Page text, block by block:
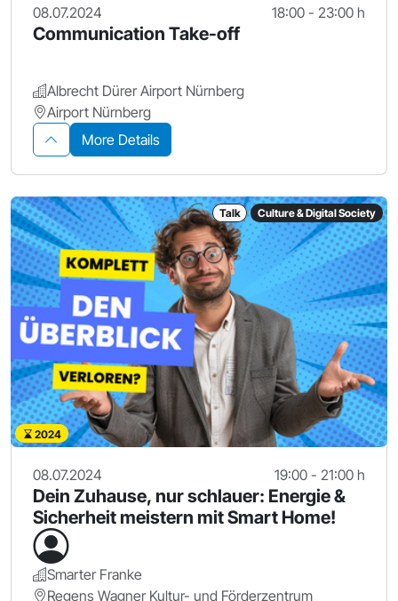
08.07.2024 18:00 - 23:00 h
Communication Take-off
Albrecht Dürer Airport Nürnberg
Airport Nürnberg
More Details
Talk Culture & Digital Society
2024
08.07.2024 19:00 - 21:00 h
Dein Zuhause, nur schlauer: Energie &
Sicherheit meistern mit Smart Home!
Smarter Franke
Regens Wagner Kultur- und Förderzentrum